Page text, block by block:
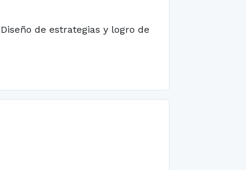
de estrategias y logro de